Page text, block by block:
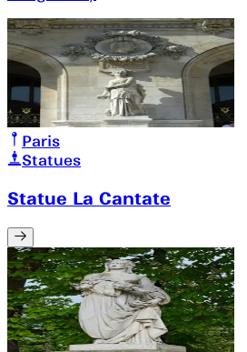
Paris
Statues
Statue La Cantate